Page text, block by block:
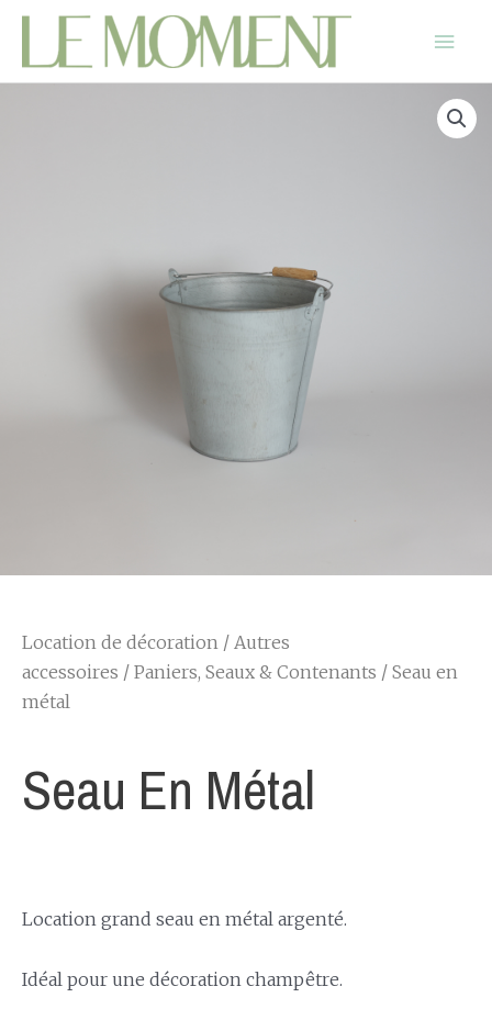
Location de décoration / Autres
accessoires / Paniers, Seaux & Contenants / Seau en
métal
Seau En Métal
Location grand seau en métal argenté.
Idéal pour une décoration champêtre.